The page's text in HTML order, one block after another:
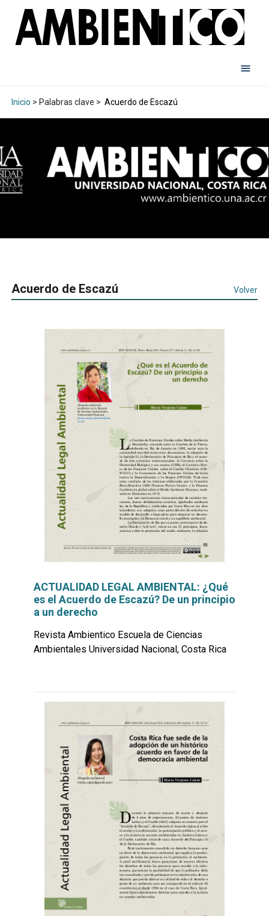
Inicio > Palabras clave > Acuerdo de Escazú
Acuerdo de Escazú Volver
ACTUALIDAD LEGAL AMBIENTAL: ¿Qué
es el Acuerdo de Escazú? De un principio
a un derecho
Revista Ambientico Escuela de Ciencias
Ambientales Universidad Nacional, Costa Rica